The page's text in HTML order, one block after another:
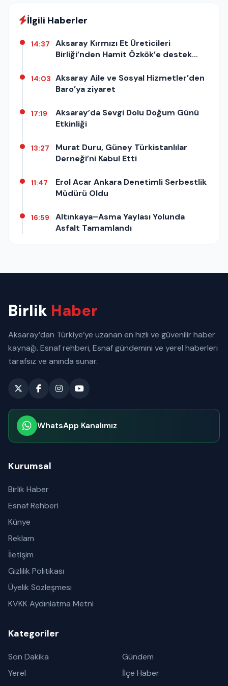
İlgili Haberler
14:37
Aksaray Kırmızı Et Üreticileri
Birliği’nden Hamit Özkök’e destek
14:03 Aksaray Aile ve Sosyal Hizmetler’den
Baro’ya ziyaret
17:19
Aksaray’da Sevgi Dolu Doğum Günü
Etkinliği
13:27
Murat Duru, Güney Türkistanlılar
Derneği’ni Kabul Etti
11:47
Erol Acar Ankara Denetimli Serbestlik
Müdürü Oldu
16:59
Altınkaya–Asma Yaylası Yolunda
Asfalt Tamamlandı
Birlik Haber
Aksaray’dan Türkiye’ye uzanan en hızlı ve güvenilir haber
kaynağı. Esnaf rehberi, Esnaf gündemini ve yerel haberleri
tarafsız ve anında sunar.
WhatsApp Kanalımız
Kurumsal
Birlik Haber
Esnaf Rehberi
Künye
Reklam
İletişim
Gizlilik Politikası
Üyelik Sözleşmesi
KVKK Aydınlatma Metni
Kategoriler
Son Dakika
Gündem
Yerel
İlçe Haber